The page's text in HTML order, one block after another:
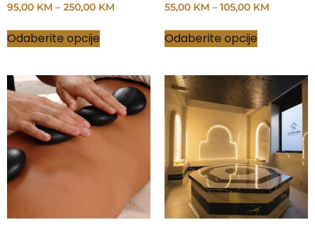
95,00 KM – 250,00 KM
Odaberite opcije
55,00 KM – 105,00 KM
Odaberite opcije